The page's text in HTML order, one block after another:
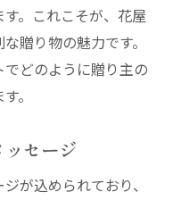
。これこそが、花屋
贈り物の魅力です。
どのように贈り主の
。
セージ
が込められており、